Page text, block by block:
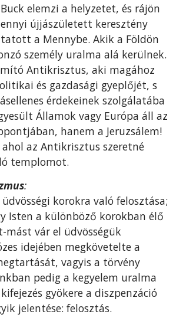
elemzi a helyzetet, és rájön
újjászületett keresztény
a Mennybe. Akik a Földön
személy uralma alá kerülnek.
Antikrisztus, aki magához
és gazdasági gyeplőjét, s
érdekeinek szolgálatába
Államok vagy Európa áll az
hanem a Jeruzsálem!
az Antikrisztus szeretné
templomot.
:
korokra való felosztása;
Isten a különböző korokban élő
vár el üdvösségük
idejében megkövetelte a
vagyis a törvény
pedig a kegyelem uralma
gyökere a diszpenzáció
jelentése: felosztás.